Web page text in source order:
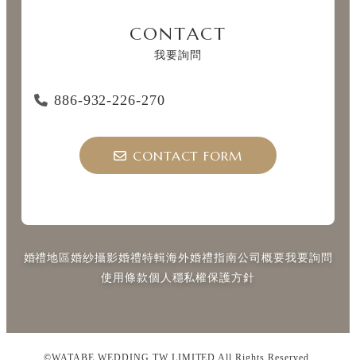
CONTACT
我要詢問
886-932-226-270
CONTACT FORM
婚禮地區婚紗攝影婚禮特輯海外婚禮指南公司概要我要詢問
使用條款個人穩私權保護方針
©WATABE WEDDING TW LIMITED All Rights Reserved.